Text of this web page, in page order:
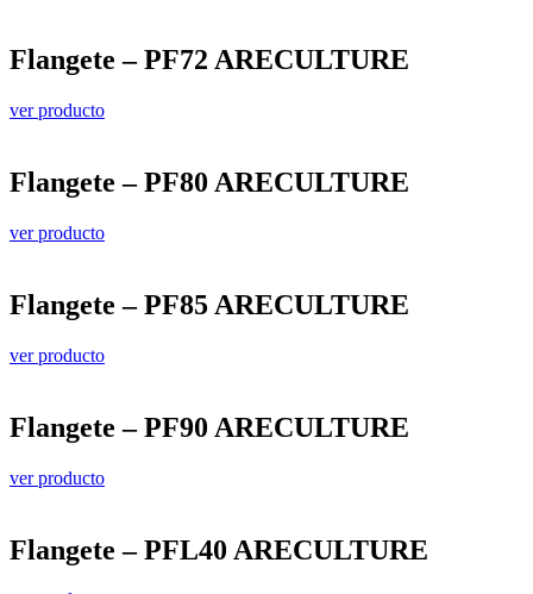
Flangete – PF72 ARECULTURE
ver producto
Flangete – PF80 ARECULTURE
ver producto
Flangete – PF85 ARECULTURE
ver producto
Flangete – PF90 ARECULTURE
ver producto
Flangete – PFL40 ARECULTURE